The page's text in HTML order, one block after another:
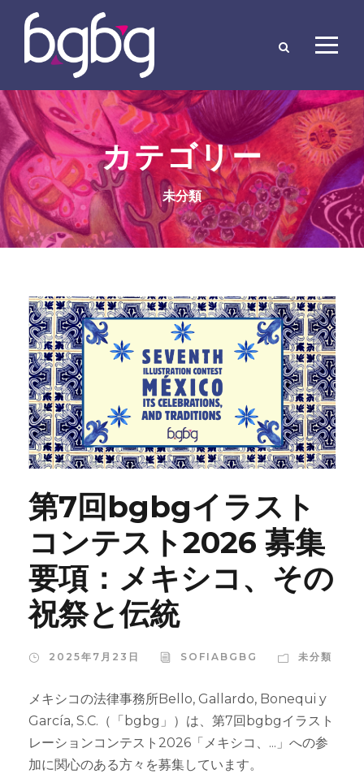
カテゴリー
未分類
第7回bgbgイラスト
コンテスト2026 募集
要項：メキシコ、その
祝祭と伝統
2025年7月23日 SOFIABGBG 未分類
メキシコの法律事務所Bello, Gallardo, Bonequi y
García, S.C.（「bgbg」）は、第7回bgbgイラスト
レーションコンテスト2026「メキシコ、...」への参
加に関心のある方々を募集しています。